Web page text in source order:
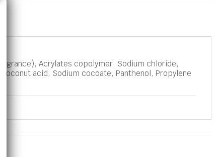
Acrylates copolymer, Sodium chloride,
acid, Sodium cocoate, Panthenol, Propylene